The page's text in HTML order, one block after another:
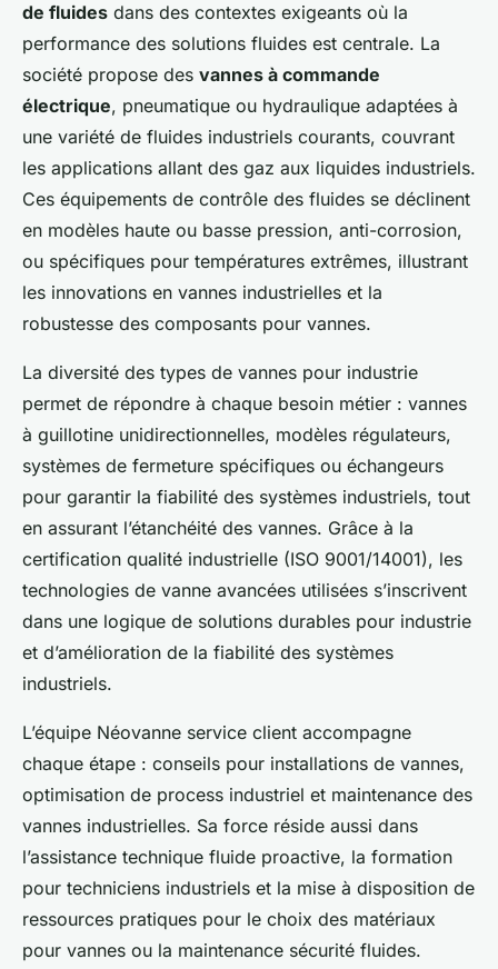
de fluides dans des contextes exigeants où la
performance des solutions fluides est centrale. La
société propose des vannes à commande
électrique, pneumatique ou hydraulique adaptées à
une variété de fluides industriels courants, couvrant
les applications allant des gaz aux liquides industriels.
Ces équipements de contrôle des fluides se déclinent
en modèles haute ou basse pression, anti-corrosion,
ou spécifiques pour températures extrêmes, illustrant
les innovations en vannes industrielles et la
robustesse des composants pour vannes.
La diversité des types de vannes pour industrie
permet de répondre à chaque besoin métier : vannes
à guillotine unidirectionnelles, modèles régulateurs,
systèmes de fermeture spécifiques ou échangeurs
pour garantir la fiabilité des systèmes industriels, tout
en assurant l’étanchéité des vannes. Grâce à la
certification qualité industrielle (ISO 9001/14001), les
technologies de vanne avancées utilisées s’inscrivent
dans une logique de solutions durables pour industrie
et d’amélioration de la fiabilité des systèmes
industriels.
L’équipe Néovanne service client accompagne
chaque étape : conseils pour installations de vannes,
optimisation de process industriel et maintenance des
vannes industrielles. Sa force réside aussi dans
l’assistance technique fluide proactive, la formation
pour techniciens industriels et la mise à disposition de
ressources pratiques pour le choix des matériaux
pour vannes ou la maintenance sécurité fluides.